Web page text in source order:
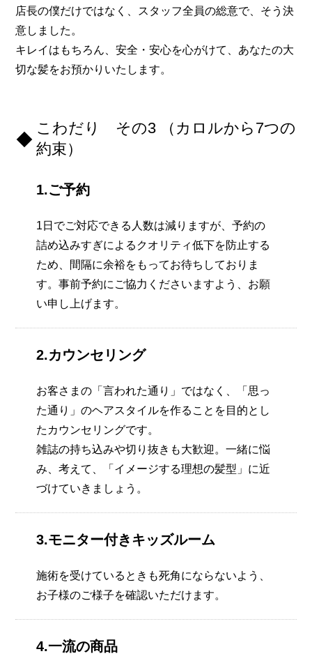
店長の僕だけではなく、スタッフ全員の総意で、そう決
意しました。
キレイはもちろん、安全・安心を心がけて、あなたの大
切な髪をお預かりいたします。
こわだり その3 （カロルから7つの
約束）
1.ご予約
1日でご対応できる人数は減りますが、予約の
詰め込みすぎによるクオリティ低下を防止する
ため、間隔に余裕をもってお待ちしておりま
す。事前予約にご協力くださいますよう、お願
い申し上げます。
2.カウンセリング
お客さまの「言われた通り」ではなく、「思っ
た通り」のヘアスタイルを作ることを目的とし
たカウンセリングです。
雑誌の持ち込みや切り抜きも大歓迎。一緒に悩
み、考えて、「イメージする理想の髪型」に近
づけていきましょう。
3.モニター付きキッズルーム
施術を受けているときも死角にならないよう、
お子様のご様子を確認いただけます。
4.一流の商品